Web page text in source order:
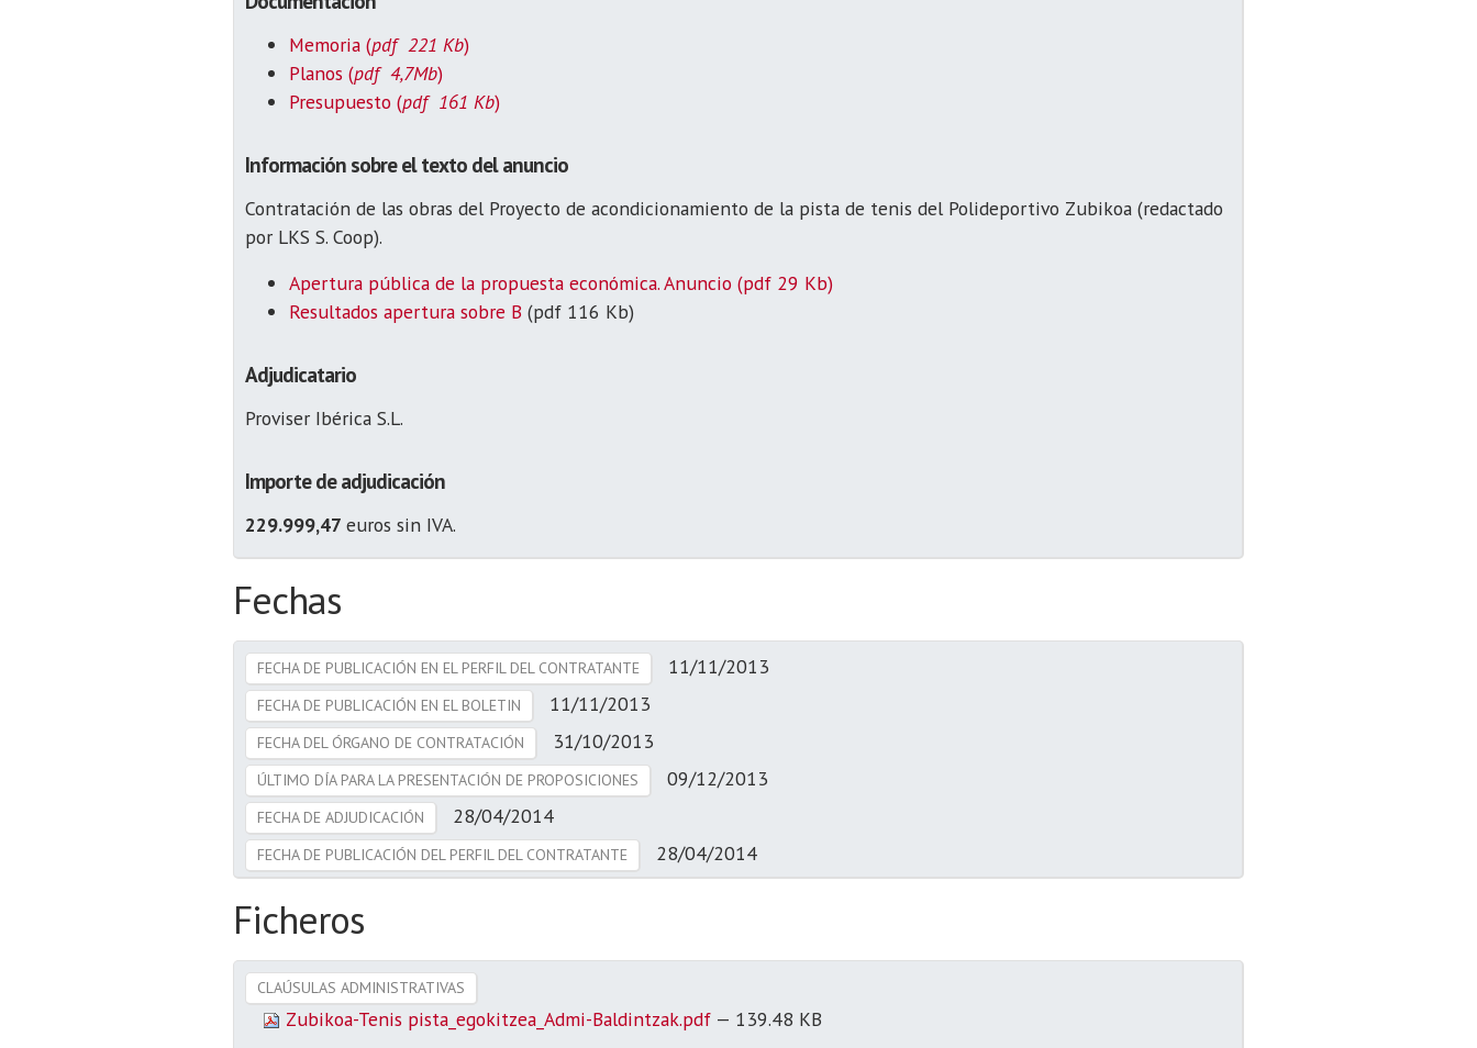
Memoria (pdf 221 Kb)
Planos (pdf 4,7Mb)
Presupuesto (pdf 161 Kb)
Información sobre el texto del anuncio
Contratación de las obras del Proyecto de acondicionamiento de la pista de tenis del Polideportivo Zubikoa (redactado
por LKS S. Coop).
Apertura pública de la propuesta económica. Anuncio (pdf 29 Kb)
Resultados apertura sobre B (pdf 116 Kb)
Adjudicatario
Proviser Ibérica S.L.
Importe de adjudicación
229.999,47 euros sin IVA.
Fechas
FECHA DE PUBLICACIÓN EN EL PERFIL DEL CONTRATANTE 11/11/2013
FECHA DE PUBLICACIÓN EN EL BOLETIN 11/11/2013
FECHA DEL ÓRGANO DE CONTRATACIÓN 31/10/2013
ÚLTIMO DÍA PARA LA PRESENTACIÓN DE PROPOSICIONES 09/12/2013
FECHA DE ADJUDICACIÓN 28/04/2014
FECHA DE PUBLICACIÓN DEL PERFIL DEL CONTRATANTE 28/04/2014
Ficheros
CLAÚSULAS ADMINISTRATIVAS
Zubikoa-Tenis pista_egokitzea_Admi-Baldintzak.pdf — 139.48 KB